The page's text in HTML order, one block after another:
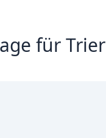
für Trier